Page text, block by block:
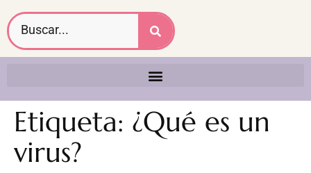
Etiqueta: ¿Qué es un
virus?